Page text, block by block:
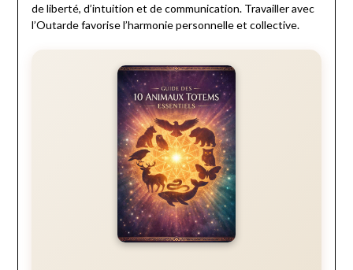
de liberté, d’intuition et de communication. Travailler avec
l’Outarde favorise l’harmonie personnelle et collective.